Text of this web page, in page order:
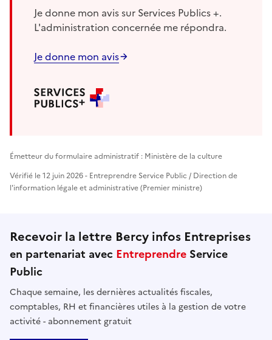
Je donne mon avis sur Services Publics +.
L'administration concernée me répondra.
Je donne mon avis
Émetteur du formulaire administratif : Ministère de la culture
Vérifié le 12 juin 2026 - Entreprendre Service Public / Direction de
l'information légale et administrative (Premier ministre)
Recevoir la lettre Bercy infos Entreprises
en partenariat avec Entreprendre Service
Public
Chaque semaine, les dernières actualités fiscales,
comptables, RH et financières utiles à la gestion de votre
activité - abonnement gratuit